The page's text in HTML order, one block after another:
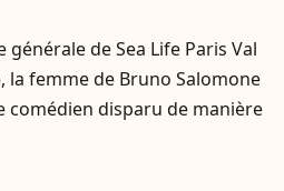
générale de Sea Life Paris Val
la femme de Bruno Salomone
comédien disparu de manière